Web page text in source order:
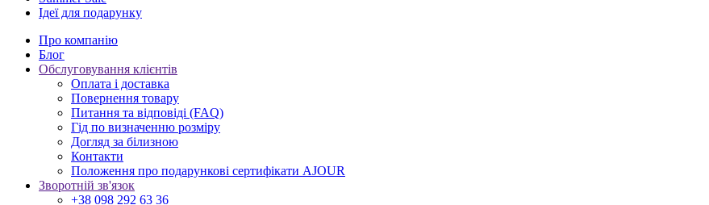
Ідеї для подарунку
Про компанію
Блог
Обслуговування клієнтів
Оплата і доставка
Повернення товару
Питання та відповіді (FAQ)
Гід по визначенню розміру
Догляд за білизною
Контакти
Положення про подарункові сертифікати AJOUR
Зворотній зв'язок
+38 098 292 63 36